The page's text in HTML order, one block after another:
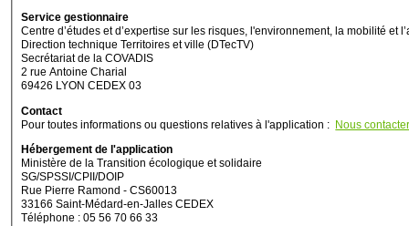
Service gestionnaire
Centre d’études et d’expertise sur les risques, l'environnement, la mobilité et
Direction technique Territoires et ville (DTecTV)
Secrétariat de la COVADIS
2 rue Antoine Charial
69426 LYON CEDEX 03
Contact
Pour toutes informations ou questions relatives à l'application : Nous
Hébergement de l'application
Ministère de la Transition écologique et solidaire
SG/SPSSI/CPII/DOIP
Rue Pierre Ramond - CS60013
33166 Saint-Médard-en-Jalles CEDEX
Téléphone : 05 56 70 66 33